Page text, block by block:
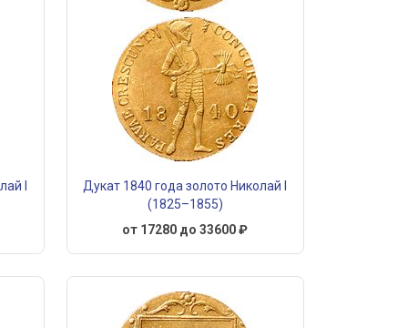
I
Дукат 1840 года золото Николай I
(1825–1855)
от 17280 до 33600 ₽